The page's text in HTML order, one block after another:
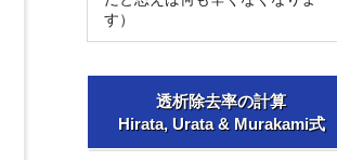
す）
透析除去率の計算
Hirata, Urata & Murakami式